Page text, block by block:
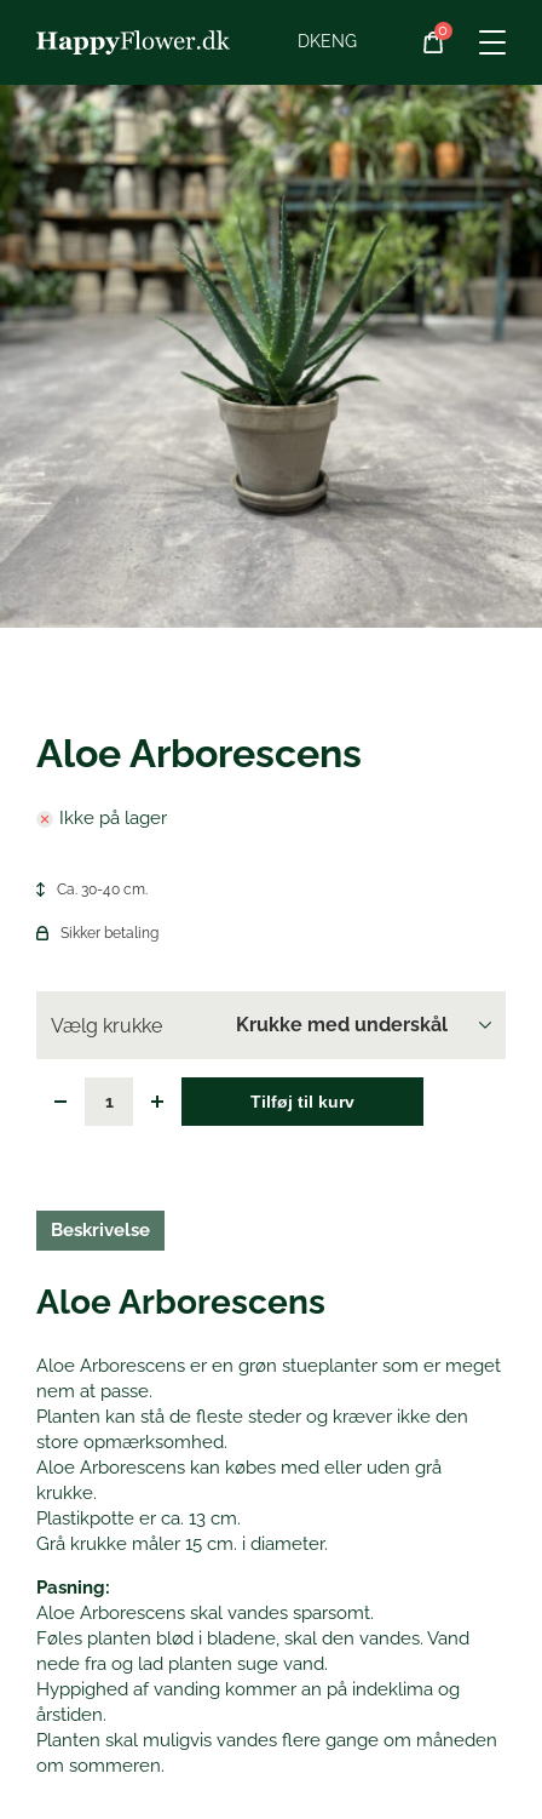
Blomster
Blomster­abonnement
Begravelse
Planter
Gaveideer
Chokolade
Vin
Øl
DKENG
0
Aloe Arborescens
Ikke på lager
Ca. 30-40 cm.
Sikker betaling
Vælg krukke
Tilføj til kurv
Beskrivelse
Aloe Arborescens
Aloe Arborescens er en grøn stueplanter som er meget
nem at passe.
Planten kan stå de fleste steder og kræver ikke den
store opmærksomhed.
Aloe Arborescens kan købes med eller uden grå
krukke.
Plastikpotte er ca. 13 cm.
Grå krukke måler 15 cm. i diameter.
Pasning:
Aloe Arborescens skal vandes sparsomt.
Føles planten blød i bladene, skal den vandes. Vand
nede fra og lad planten suge vand.
Hyppighed af vanding kommer an på indeklima og
årstiden.
Planten skal muligvis vandes flere gange om måneden
om sommeren.